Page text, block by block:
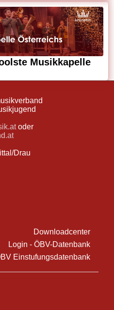
Musikkapelle
oder
Drau
Downloadcenter
Login - ÖBV-Datenbank
Einstufungsdatenbank